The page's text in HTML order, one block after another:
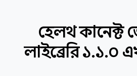
হেলথ কানেক্ট
লাইব্রেরি ১.১.০